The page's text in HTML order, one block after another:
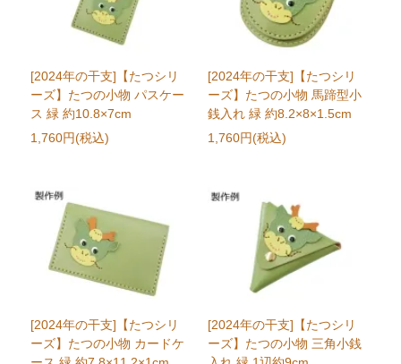
[2024年の干支]【たつシリ
ーズ】たつの小物 パスケー
ス 緑 約10.8×7cm
1,760円(税込)
[2024年の干支]【たつシリ
ーズ】たつの小物 馬蹄型小
銭入れ 緑 約8.2×8×1.5cm
1,760円(税込)
[2024年の干支]【たつシリ
ーズ】たつの小物 カードケ
[2024年の干支]【たつシリ
ーズ】たつの小物 三角小銭